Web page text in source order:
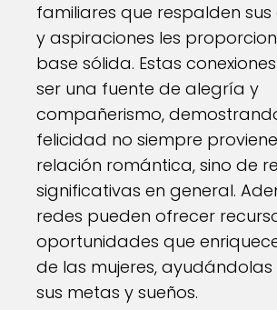
familiares que respalden sus
y aspiraciones les
base sólida. Estas
ser una fuente de alegría y
compañerismo,
felicidad no siempre
relación romántica, sino de
significativas en general.
redes pueden ofrecer
oportunidades que
de las mujeres,
sus metas y sueños.